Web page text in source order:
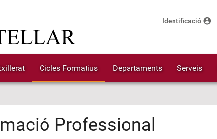
Identificació account_circle
Cicles Formatius Departaments Serveis
Professional